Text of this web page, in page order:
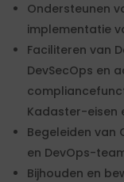
Ondersteunen
implementatie
Faciliteren van
DevSecOps en
Kadaster-eisen
Begeleiden van
en DevOps-
Bijhouden en